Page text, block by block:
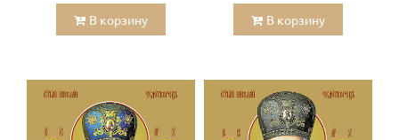
В корзину В корзину